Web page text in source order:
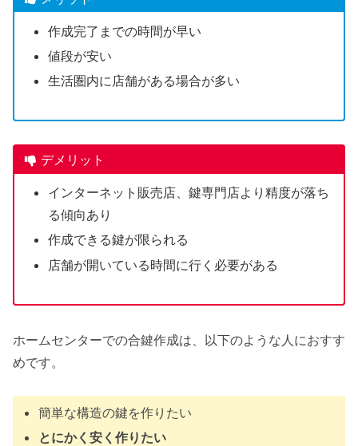
作成完了までの時間が早い
値段が安い
生活圏内に店舗がある場合が多い
デメリット
インターネット販売店、鍵専門店より精度が落ち
る傾向あり
作成できる鍵が限られる
店舗が開いている時間に行く必要がある
ホームセンターでの合鍵作成は、以下のような人におすす
めです。
簡単な構造の鍵を作りたい
とにかく安く作りたい